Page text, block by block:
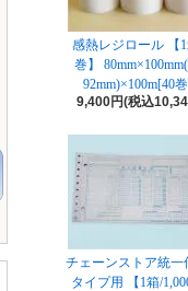
感熱レジロール 【
巻】
92mm)×100m[40
9,400円(税込
チェーンストア統
タイプ用 【1箱/